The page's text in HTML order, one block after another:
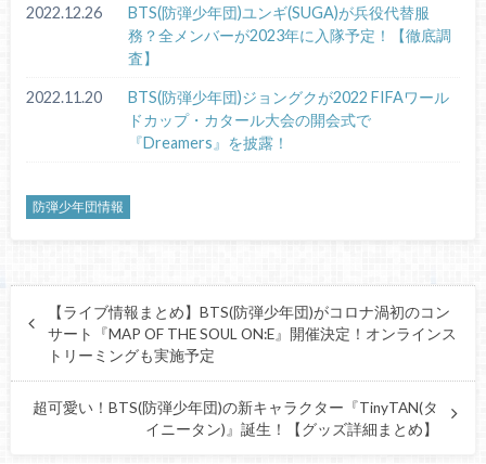
2022.12.26
BTS(防弾少年団)ユンギ(SUGA)が兵役代替服
務？全メンバーが2023年に入隊予定！【徹底調
査】
2022.11.20
BTS(防弾少年団)ジョングクが2022 FIFAワール
ドカップ・カタール大会の開会式で
『Dreamers』を披露！
防弾少年団情報
【ライブ情報まとめ】BTS(防弾少年団)がコロナ渦初のコン
サート『MAP OF THE SOUL ON:E』開催決定！オンラインス
トリーミングも実施予定
超可愛い！BTS(防弾少年団)の新キャラクター『TinyTAN(タ
イニータン)』誕生！【グッズ詳細まとめ】